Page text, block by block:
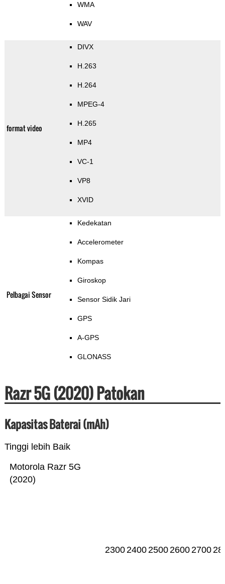
WMA
WAV
format video
DIVX
H.263
H.264
MPEG-4
H.265
MP4
VC-1
VP8
XVID
Pelbagai Sensor
Kedekatan
Accelerometer
Kompas
Giroskop
Sensor Sidik Jari
GPS
A-GPS
GLONASS
Razr 5G (2020) Patokan
Kapasitas Baterai (mAh)
Tinggi lebih Baik
Motorola Razr 5G
(2020)
23002400250026002700